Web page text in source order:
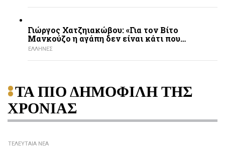
Γιώργος Χατζηιακώβου: «Για τον Βίτο
Μανκούζο η αγάπη δεν είναι κάτι που…
ΕΛΛΗΝΕΣ
ΤΑ ΠΙΟ ΔΗΜΟΦΙΛΗ ΤΗΣ
ΧΡΟΝΙΑΣ
ΤΕΛΕΥΤΑΙΑ ΝΕΑ